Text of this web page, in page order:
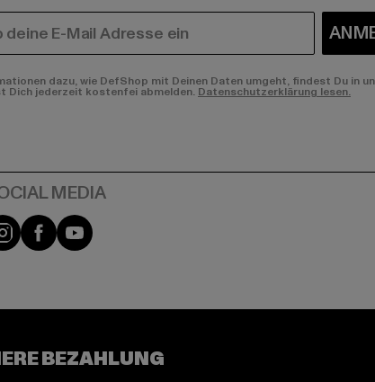
dazu, wie DefShop mit Deinen Daten umgeht, findest Du in
Dich jederzeit kostenfei abmelden.Datenschutzerklärung lesen.
Instagram
FacebookYouTube
BEZAHLUNG